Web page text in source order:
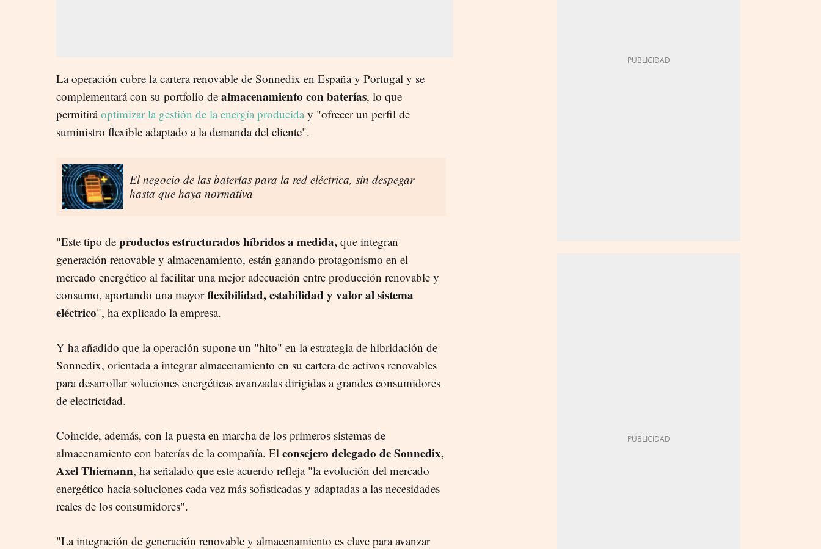
La operación cubre la cartera renovable de Sonnedix en España y Portugal y se
complementará con su portfolio de almacenamiento con baterías, lo que
permitiráoptimizar la gestión de la energía produciday "ofrecer un perfil de
suministro flexible adaptado a la demanda del cliente".
El negocio de las baterías para la red eléctrica, sin despegar
hasta que haya normativa
"Este tipo de productos estructurados híbridos a medida, que integran
generación renovable y almacenamiento, están ganando protagonismo en el
mercado energético al facilitar una mejor adecuación entre producción renovable y
consumo, aportando una mayorflexibilidad, estabilidad y valor al sistema
eléctrico", ha explicado la empresa.
Y ha añadido que la operación supone un "hito" en la estrategia de hibridación de
Sonnedix, orientada a integrar almacenamiento en su cartera de activos renovables
para desarrollar soluciones energéticas avanzadas dirigidas a grandes consumidores
de electricidad.
Coincide, además, con la puesta en marcha de los primeros sistemas de
almacenamiento con baterías de la compañía. El consejero delegado de Sonnedix,
Axel Thiemann, ha señalado que este acuerdo refleja "la evolución del mercado
energético hacia soluciones cada vez más sofisticadas y adaptadas a las necesidades
reales de los consumidores".
"La integración de generación renovable y almacenamiento es clave para avanzar